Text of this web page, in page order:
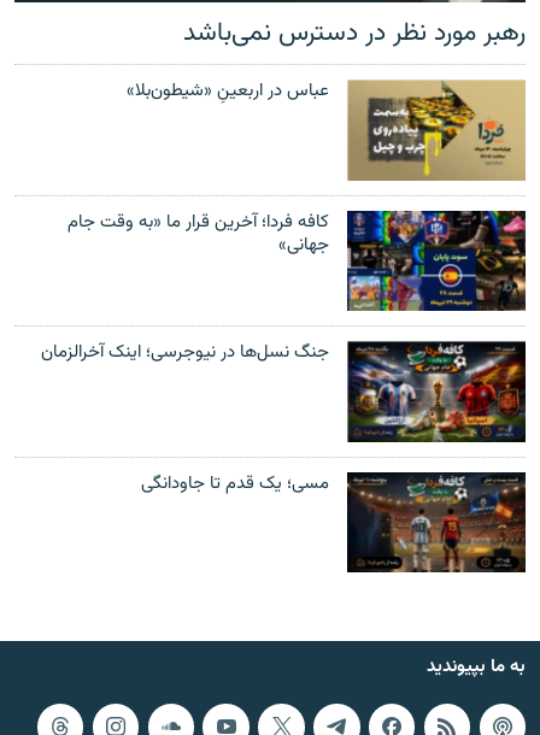
رهبر مورد نظر در دسترس نمی‌باشد
عباس در اربعینِ «شیطون‌بلا»
کافه فردا؛ آخرین قرار ما «به وقت جام
جهانی»
جنگ نسل‌ها در نیوجرسی؛ اینک آخر‌الزمان
مسی؛ یک قدم تا جاودانگی
به ما بپیوندید